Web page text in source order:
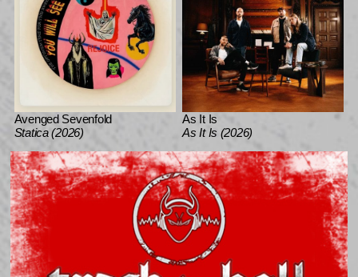
Avenged Sevenfold
Statica (2026)
As It Is
As It Is (2026)